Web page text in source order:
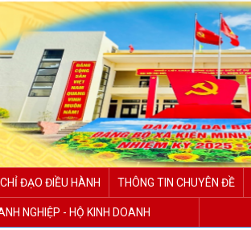
ĐẠO ĐIỀU HÀNH THÔNG TIN CHUYÊN ĐỀ
NGHIỆP - HỘ KINH DOANH